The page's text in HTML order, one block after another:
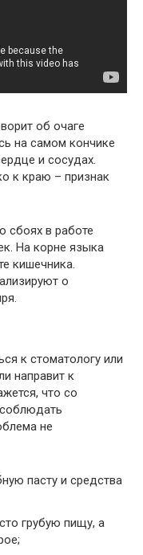
об очаге
на самом кончике
и сосудах.
к краю – признак
сбоях в работе
На корне языка
кишечника.
о
к стоматологу или
направит к
что со
не
пасту и средства
грубую пищу, а